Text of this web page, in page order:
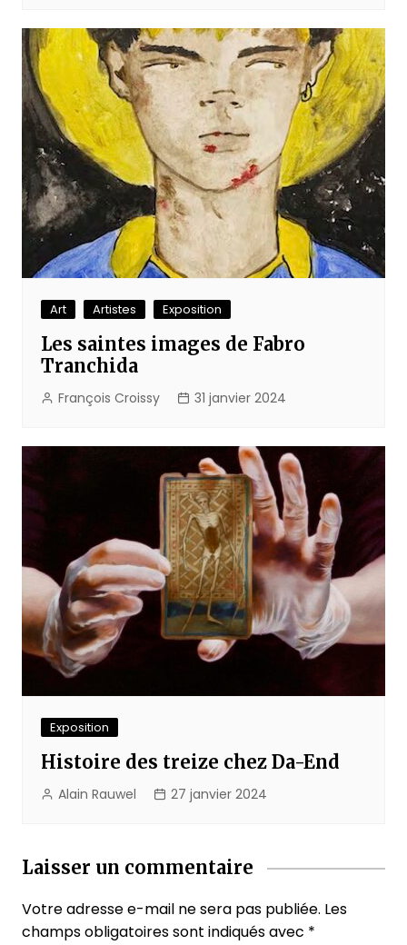
Art Artistes Exposition
Les saintes images de Fabro
Tranchida
François Croissy 31 janvier 2024
Exposition
Histoire des treize chez Da-End
Alain Rauwel 27 janvier 2024
Laisser un commentaire
Votre adresse e-mail ne sera pas publiée. Les
champs obligatoires sont indiqués avec *